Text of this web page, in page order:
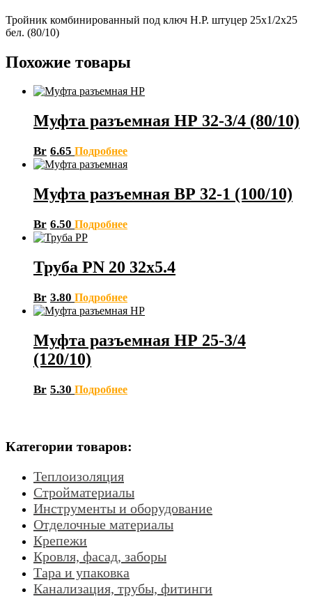
Тройник комбинированный под ключ Н.Р. штуцер 25х1/2х25
бел. (80/10)
Похожие товары
Муфта разъемная НР 32-3/4 (80/10)
Br 6.65 Подробнее
Муфта разъемная ВР 32-1 (100/10)
Br 6.50 Подробнее
Труба PN 20 32х5.4
Br 3.80 Подробнее
Муфта разъемная НР 25-3/4
(120/10)
Br 5.30 Подробнее
Категории товаров:
Теплоизоляция
Стройматериалы
Инструменты и оборудование
Отделочные материалы
Крепежи
Кровля, фасад, заборы
Тара и упаковка
Канализация, трубы, фитинги